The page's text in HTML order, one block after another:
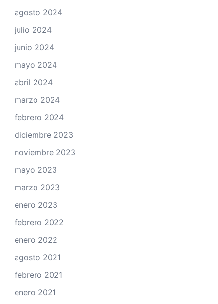
agosto 2024
julio 2024
junio 2024
mayo 2024
abril 2024
marzo 2024
febrero 2024
diciembre 2023
noviembre 2023
mayo 2023
marzo 2023
enero 2023
febrero 2022
enero 2022
agosto 2021
febrero 2021
enero 2021